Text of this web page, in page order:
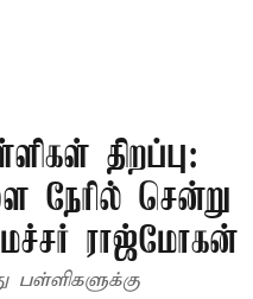
திறப்பு:
நேரில் சென்று
ராஜ்மோகன்
பள்ளிகளுக்கு